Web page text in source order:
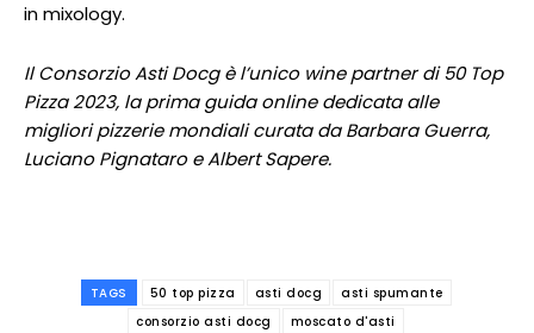
in mixology.
Il Consorzio Asti Docg è l’unico wine partner di 50 Top
Pizza 2023, la prima guida online dedicata alle
migliori pizzerie mondiali curata da Barbara Guerra,
Luciano Pignataro e Albert Sapere.
TAGS 50 top pizza asti docg
asti spumante
consorzio asti docg
moscato d'asti